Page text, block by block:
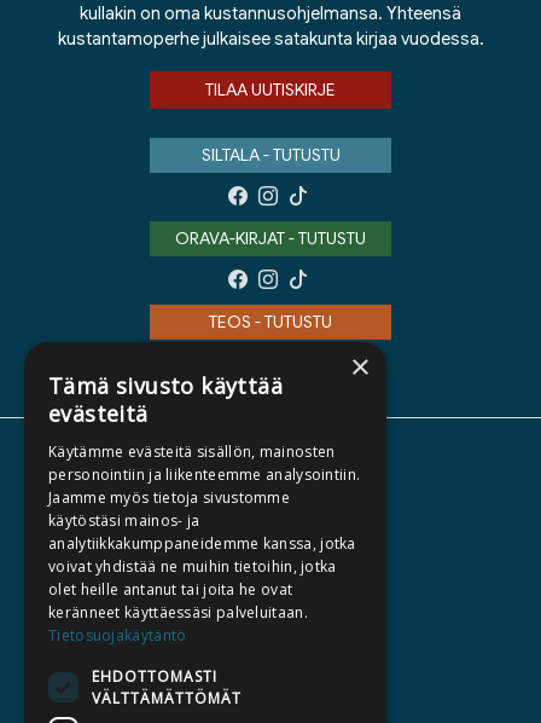
kullakin on oma kustannusohjelmansa. Yhteensä
kustantamoperhe julkaisee satakunta kirjaa vuodessa.
TILAA UUTISKIRJE
SILTALA - TUTUSTU
ORAVA-KIRJAT - TUTUSTU
TEOS - TUTUSTU
TIETOA MEISTÄ
TEKIJÄT
KATALOGIT
AJANKOHTAISTA
HALUATKO KIRJAILIJAKSI
KIRJA TILAUSTYÖNÄ
MEDIALLE
×
Tämä sivusto käyttää
evästeitä
Käytämme evästeitä sisällön, mainosten
personointiin ja liikenteemme analysointiin.
Jaamme myös tietoja sivustomme
käytöstäsi mainos- ja
analytiikkakumppaneidemme kanssa, jotka
voivat yhdistää ne muihin tietoihin, jotka
olet heille antanut tai joita he ovat
keränneet käyttäessäsi palveluitaan.
Tietosuojakäytäntö
EHDOTTOMASTI
VÄLTTÄMÄTTÖMÄT